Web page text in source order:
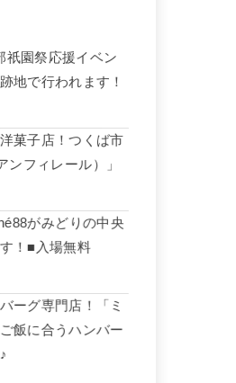
祇園祭応援イベン
地で行われます！
菓子店！つくば市
ンフィレール）」
がみどりの中央
！■入場無料
ーグ専門店！「ミ
飯に合うハンバー